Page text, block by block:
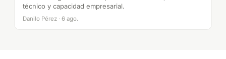
técnico y capacidad empresarial.
Danilo Pérez · 6 ago.